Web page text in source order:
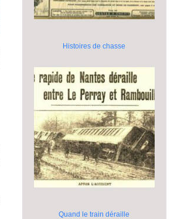
Histoires de chasse
Quand le train déraille